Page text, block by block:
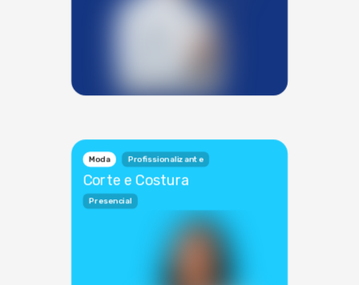
Moda Profissionalizante
Corte e Costura
Presencial